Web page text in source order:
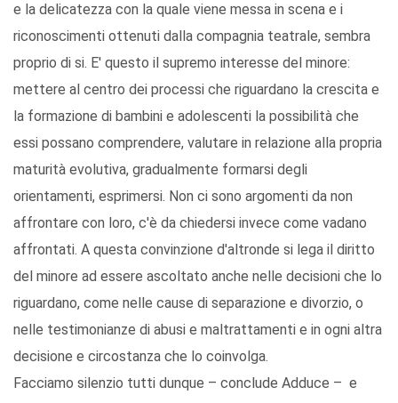
e la delicatezza con la quale viene messa in scena e i
riconoscimenti ottenuti dalla compagnia teatrale, sembra
proprio di si. E' questo il supremo interesse del minore:
mettere al centro dei processi che riguardano la crescita e
la formazione di bambini e adolescenti la possibilità che
essi possano comprendere, valutare in relazione alla propria
maturità evolutiva, gradualmente formarsi degli
orientamenti, esprimersi. Non ci sono argomenti da non
affrontare con loro, c'è da chiedersi invece come vadano
affrontati. A questa convinzione d'altronde si lega il diritto
del minore ad essere ascoltato anche nelle decisioni che lo
riguardano, come nelle cause di separazione e divorzio, o
nelle testimonianze di abusi e maltrattamenti e in ogni altra
decisione e circostanza che lo coinvolga.
Facciamo silenzio tutti dunque – conclude Adduce – e